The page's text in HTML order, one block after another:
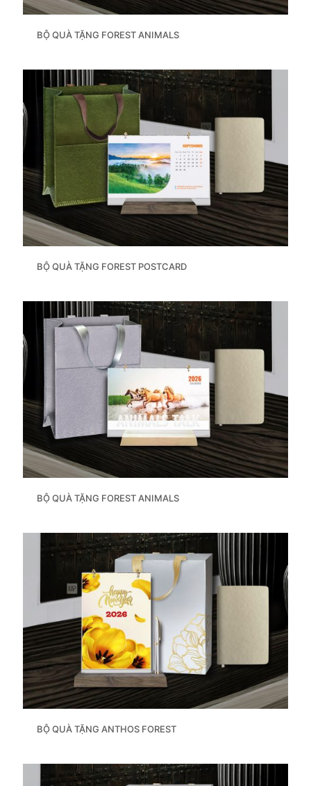
BỘ QUÀ TẶNG FOREST ANIMALS
BỘ QUÀ TẶNG FOREST POSTCARD
BỘ QUÀ TẶNG FOREST ANIMALS
BỘ QUÀ TẶNG ANTHOS FOREST